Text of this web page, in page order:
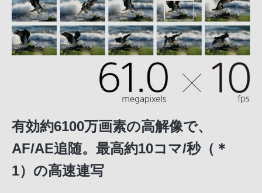
有効約6100万画素の高解像で、
AF/AE追随。最高約10コマ/秒（＊
1）の高速連写